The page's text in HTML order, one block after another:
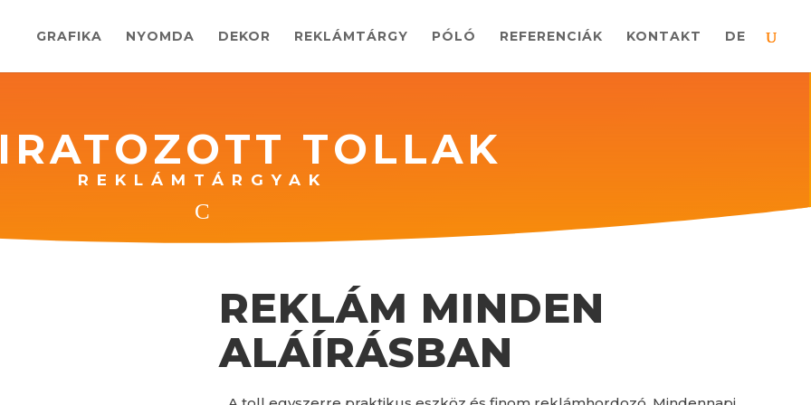
GRAFIKA NYOMDA DEKOR REKLÁMTÁRGY PÓLÓ REFERENCIÁK KONTAKT DE
TOLLAK
REKLÁMTÁRGYAK
C
REKLÁM MINDEN
ALÁÍRÁSBAN